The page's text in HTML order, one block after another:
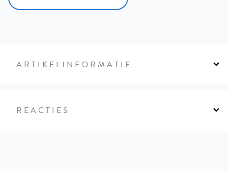
ARTIKELINFORMATIE
REACTIES